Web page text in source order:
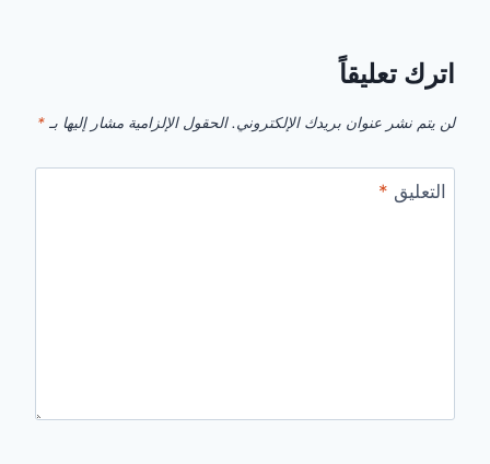
اترك تعليقاً
لن يتم نشر عنوان بريدك الإلكتروني. الحقول الإلزامية مشار إليها بـ *
التعليق *